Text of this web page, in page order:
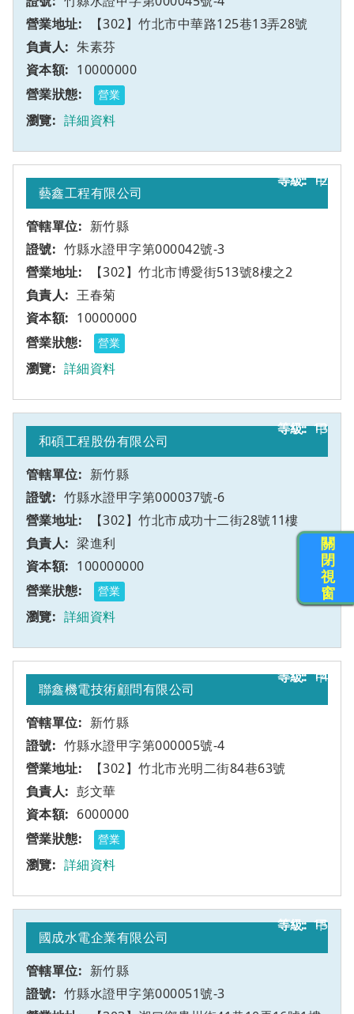
【302】竹北市中華路125巷13弄28號
朱素芬
10000000
營業
詳細資料
12
藝鑫工程有限公司
新竹縣
竹縣水證甲字第000042號-3
【302】竹北市博愛街513號8樓之2
甲
王春菊
10000000
營業
詳細資料
13
和碩工程股份有限公司
新竹縣
竹縣水證甲字第000037號-6
【302】竹北市成功十二街28號11樓
甲
梁進利
100000000
營業
詳細資料
14
聯鑫機電技術顧問有限公司
新竹縣
竹縣水證甲字第000005號-4
【302】竹北市光明二街84巷63號
甲
彭文華
6000000
營業
詳細資料
15
國成水電企業有限公司
新竹縣
竹縣水證甲字第000051號-3
甲
關
閉
視
窗